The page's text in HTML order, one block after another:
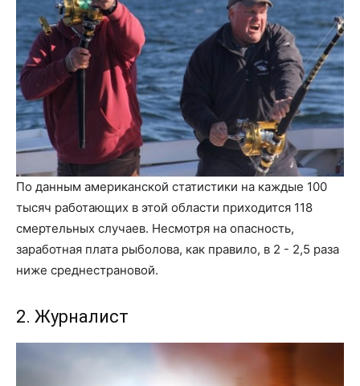
По данным американской статистики на каждые 100
тысяч работающих в этой области приходится 118
смертельных случаев. Несмотря на опасность,
заработная плата рыболова, как правило, в 2 - 2,5 раза
ниже среднестрановой.
2. Журналист